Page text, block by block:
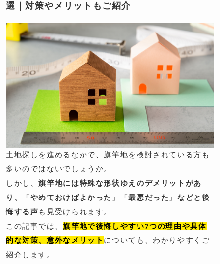
選｜対策やメリットもご紹介
土地探しを進めるなかで、旗竿地を検討されている方も
多いのではないでしょうか。
しかし、旗竿地には特殊な形状ゆえのデメリットがあ
り、「やめておけばよかった」「最悪だった」などと後
悔する声 も見受けられます。
この記事では、旗竿地で後悔しやすい7つの理由や具体
的な対策、意外なメリット についても、わかりやすくご
紹介します。